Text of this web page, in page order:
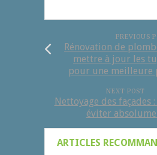
PREVIOUS
Rénovation de
mettre à jour les
pour une meilleure
NEXT POST
Nettoyage des façades
éviter
ARTICLES